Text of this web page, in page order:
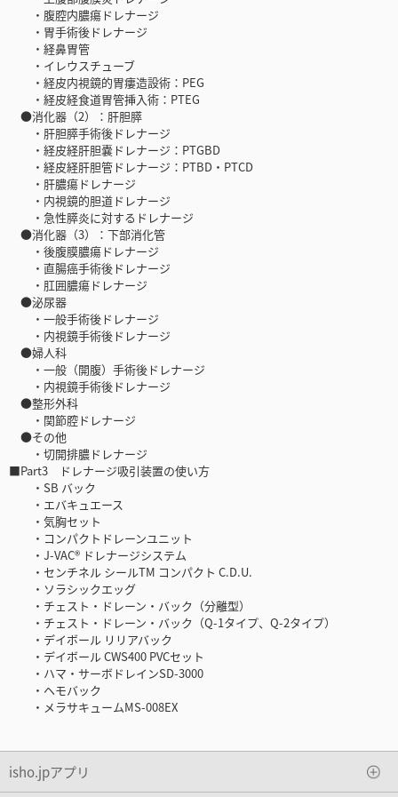
・腹腔内膿瘍ドレナージ
・胃手術後ドレナージ
・経鼻胃管
・イレウスチューブ
・経皮内視鏡的胃瘻造設術：PEG
・経皮経食道胃管挿入術：PTEG
●消化器（2）：肝胆膵
・肝胆膵手術後ドレナージ
・経皮経肝胆嚢ドレナージ：PTGBD
・経皮経肝胆管ドレナージ：PTBD・PTCD
・肝膿瘍ドレナージ
・内視鏡的胆道ドレナージ
・急性膵炎に対するドレナージ
●消化器（3）：下部消化管
・後腹膜膿瘍ドレナージ
・直腸癌手術後ドレナージ
・肛囲膿瘍ドレナージ
●泌尿器
・一般手術後ドレナージ
・内視鏡手術後ドレナージ
●婦人科
・一般（開腹）手術後ドレナージ
・内視鏡手術後ドレナージ
●整形外科
・関節腔ドレナージ
●その他
・切開排膿ドレナージ
■Part3 ドレナージ吸引装置の使い方
・SB バック
・エバキュエース
・気胸セット
・コンパクトドレーンユニット
・J-VAC® ドレナージシステム
・センチネル シールTM コンパクト C.D.U.
・ソラシックエッグ
・チェスト・ドレーン・バック（分離型）
・チェスト・ドレーン・バック（Q-1タイプ、Q-2タイプ）
・デイボール リリアバック
・デイボール CWS400 PVCセット
・ハマ・サーボドレインSD-3000
・ヘモバック
・メラサキュームMS-008EX
isho.jpアプリ